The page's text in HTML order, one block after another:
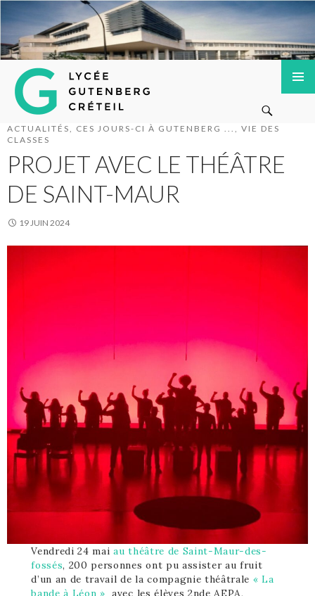
Lycée Gutenberg de Créteil
Recherche
ALLER
AU
CONTENU
PRINCIPAL
ACTUALITÉS, CES JOURS-CI À GUTENBERG ... , VIE DES
CLASSES
PROJET AVEC LE THÉÂTRE
DE SAINT-MAUR
19 JUIN 2024
Vendredi 24 maiau théâtre de Saint-Maur-des-
fossés, 200 personnes ont pu assister au fruit
d’un an de travail de la compagnie théâtrale « La